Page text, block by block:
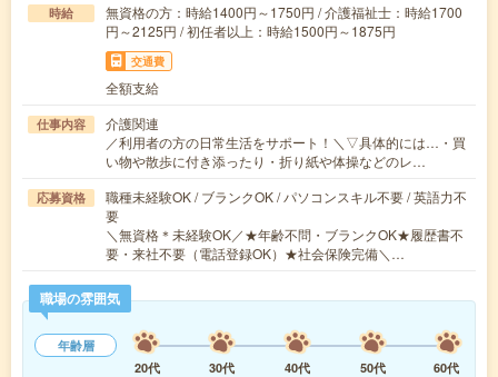
時給
無資格の方：時給1400円～1750円 / 介護福祉士：時給1700
円～2125円 / 初任者以上：時給1500円～1875円
交通費
全額支給
仕事内容
介護関連
／利用者の方の日常生活をサポート！＼▽具体的には…・買
い物や散歩に付き添ったり・折り紙や体操などのレ…
応募資格
職種未経験OK / ブランクOK / パソコンスキル不要 / 英語力不
要
＼無資格＊未経験OK／★年齢不問・ブランクOK★履歴書不
要・来社不要（電話登録OK）★社会保険完備＼…
職場の雰囲気
年齢層
20代
30代 40代 50代
60代